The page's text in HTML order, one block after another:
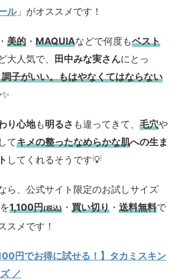
ル」がオススメです！
・ 美的 ・ MAQUIAなどで何度もベスト
大人気で、 田中みな実さんにとっ
子がいい。もはやなくてはならない
り心地も明るさ も違ってきて、 毛穴や
してキメの整ったなめらかな肌への生ま
してくれるそうです💡
ら、公式サイト限定のお試しサイズ
1,100円(税込) ・ 買い切り ・ 送料無料で
スメです！
円でお得に試せる！】タカミスキン
／